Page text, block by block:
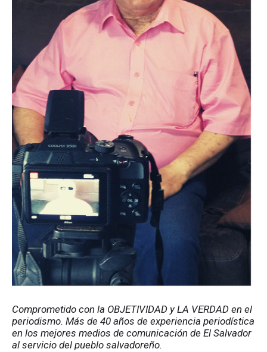
Comprometido con la OBJETIVIDAD y LA VERDAD en el
periodismo. Más de 40 años de experiencia periodística
en los mejores medios de comunicación de El Salvador
al servicio del pueblo salvadoreño.